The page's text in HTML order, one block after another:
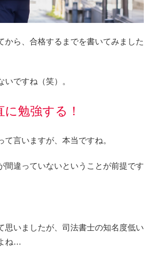
から、合格するまでを書いてみました
いですね（笑）。
に勉強する！
て言いますが、本当ですね。
間違っていないということが前提です
思いましたが、司法書士の知名度低い
ね…